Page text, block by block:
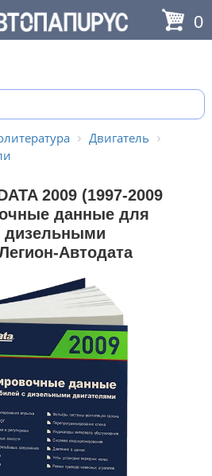
0
Двигатель
2009 (1997-2009
данные для
дизельными
Aвтодата